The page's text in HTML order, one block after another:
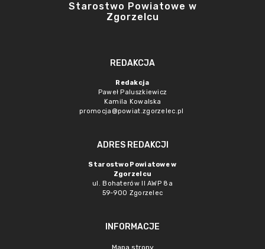
Starostwo Powiatowe w
Zgorzelcu
REDAKCJA
Redakcja
Paweł Paluszkiewicz
Kamila Kowalska
promocja@powiat.zgorzelec.pl
ADRES REDAKCJI
Starostwo Powiatowe w
Zgorzelcu
ul. Bohaterów II AWP 8a
59-900 Zgorzelec
INFORMACJE
Mapa strony